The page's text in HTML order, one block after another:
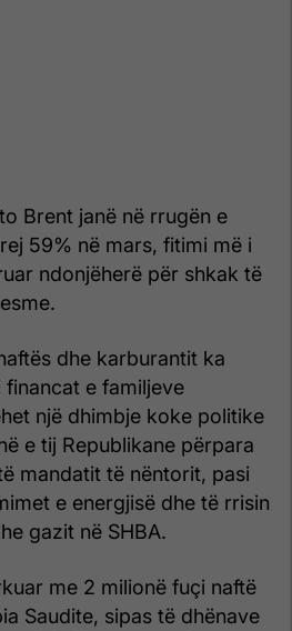
Brent janë në rrugën e
59% në mars, fitimi më i
ndonjëherë për shkak të
dhe karburantit ka
e familjeve
një dhimbje koke politike
e tij Republikane përpara
mandatit të nëntorit, pasi
e energjisë dhe të rrisin
gazit në SHBA.
me 2 milionë fuçi naftë
Saudite, sipas të dhënave